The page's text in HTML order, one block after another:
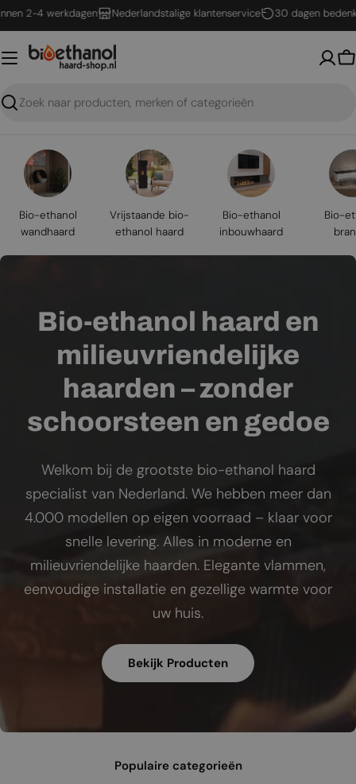
Ga
naar
inhoud
4 werkdagen Nederlandstalige klantenservice 30 dagen bedenktijd
Zoeken
Bio-ethanol
wandhaard
Vrijstaande bio-
ethanol haard
Bio-ethanol
inbouwhaard
Bio-
Bio-ethanol haard en
milieuvriendelijke
haarden – zonder
schoorsteen en gedoe
Welkom bij de grootste bio-ethanol haard
specialist van Nederland. We hebben meer dan
4.000 modellen op eigen voorraad – klaar voor
snelle levering. Alles in moderne en
milieuvriendelijke haarden. Elegante vlammen,
eenvoudige installatie en gezellige warmte voor
uw huis.
Bekijk Producten
Populaire categorieën